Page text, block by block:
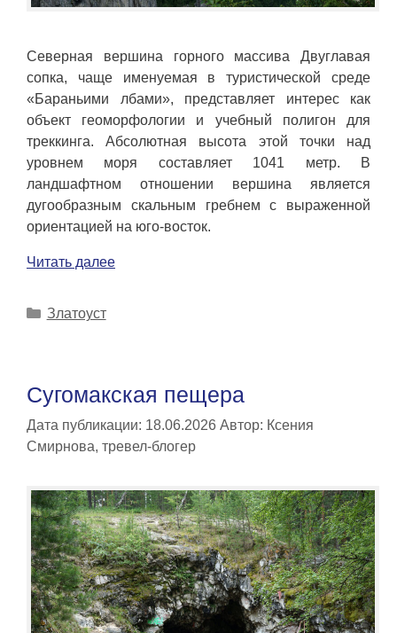
Северная вершина горного массива Двуглавая
сопка, чаще именуемая в туристической среде
«Бараньими лбами», представляет интерес как
объект геоморфологии и учебный полигон для
треккинга. Абсолютная высота этой точки над
уровнем моря составляет 1041 метр. В
ландшафтном отношении вершина является
дугообразным скальным гребнем с выраженной
ориентацией на юго-восток.
Читать далее
Рубрики
Златоуст
Сугомакская пещера
Дата публикации: 18.06.2026 Автор: Ксения
Смирнова, тревел-блогер